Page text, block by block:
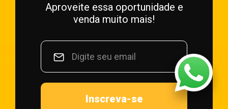
Aproveite essa oportunidade e
venda muito mais!
Inscreva-se